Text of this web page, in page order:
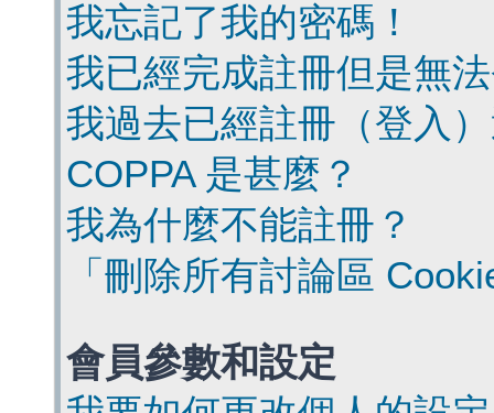
我忘記了我的密碼！
我已經完成註冊但是無
我過去已經註冊（登入
COPPA 是甚麼？
我為什麼不能註冊？
「刪除所有討論區
會員參數和設定